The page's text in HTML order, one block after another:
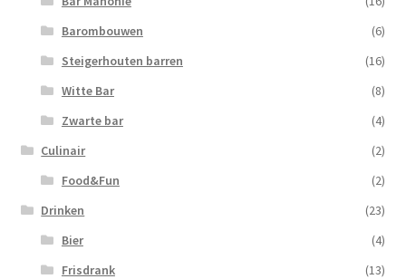
Barombouwen
(6)
Steigerhouten barren
(16)
Witte Bar
(8)
Zwarte bar
(4)
Culinair
(2)
Food&Fun
(2)
Drinken
(23)
Bier
(4)
Frisdrank
(13)